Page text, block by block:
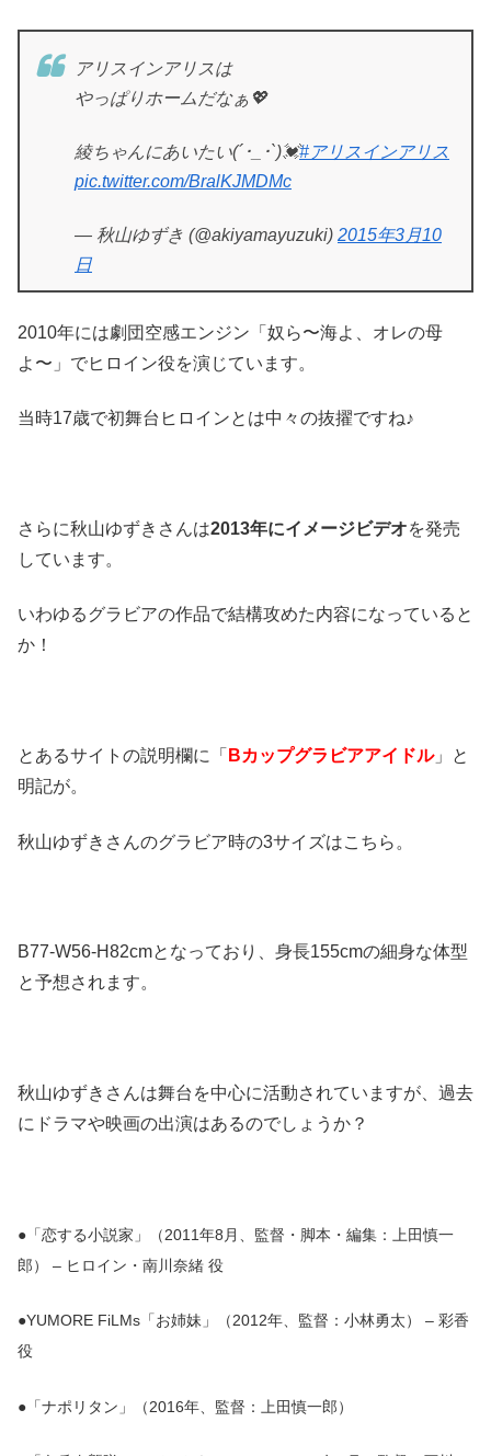
アリスインアリスは
やっぱりホームだなぁ💖
綾ちゃんにあいたい(´･_･`)💓#アリスインアリス
pic.twitter.com/BralKJMDMc
— 秋山ゆずき (@akiyamayuzuki) 2015年3月10
日
2010年には劇団空感エンジン「奴ら〜海よ、オレの母
よ〜」でヒロイン役を演じています。
当時17歳で初舞台ヒロインとは中々の抜擢ですね♪
さらに秋山ゆずきさんは2013年にイメージビデオを発売
しています。
いわゆるグラビアの作品で結構攻めた内容になっていると
か！
とあるサイトの説明欄に「 Bカップグラビアアイドル」と
明記が。
秋山ゆずきさんのグラビア時の3サイズはこちら。
B77-W56-H82cmとなっており、身長155cmの細身な体型
と予想されます。
秋山ゆずきさんは舞台を中心に活動されていますが、過去
にドラマや映画の出演はあるのでしょうか？
●「恋する小説家」（2011年8月、監督・脚本・編集：上田慎一
郎） – ヒロイン・南川奈緒 役
●YUMORE FiLMs「お姉妹」（2012年、監督：小林勇太） – 彩香
役
●「ナポリタン」（2016年、監督：上田慎一郎）